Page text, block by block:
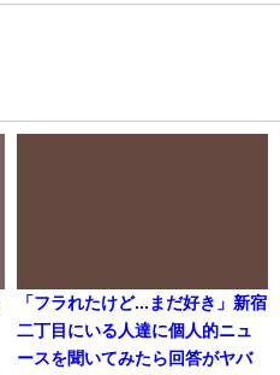
「フラれたけど...まだ好き」新宿
二丁目にいる人達に個人的ニュ
ースを聞いてみたら回答がヤバ